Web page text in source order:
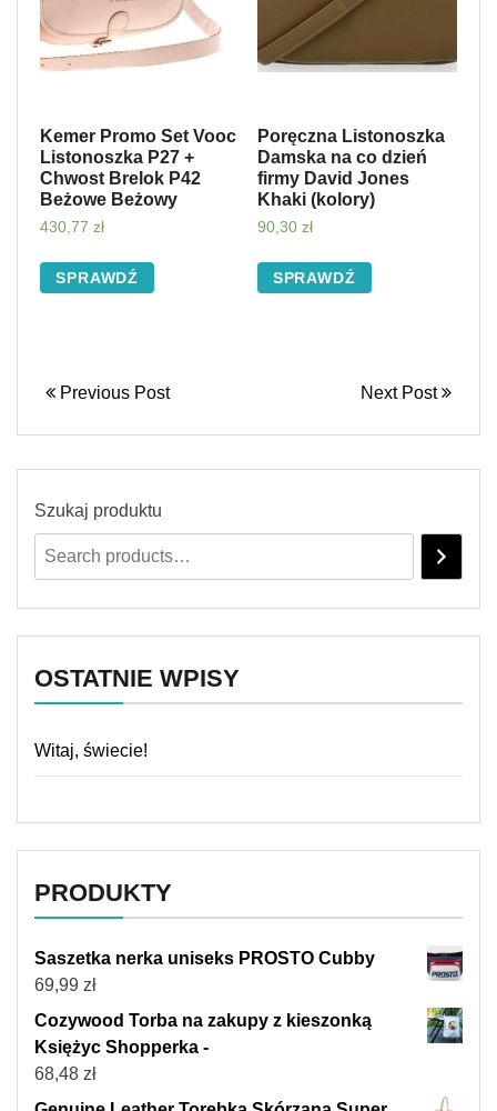
Kemer Promo Set Vooc
Listonoszka P27 +
Chwost Brelok P42
Beżowe Beżowy
430,77 zł
SPRAWDŹ
Poręczna Listonoszka
Damska na co dzień
firmy David Jones
Khaki (kolory)
90,30 zł
SPRAWDŹ
Previous Post Next Post
Szukaj produktu
OSTATNIE WPISY
Witaj, świecie!
PRODUKTY
Saszetka nerka uniseks PROSTO Cubby
69,99 zł
Cozywood Torba na zakupy z kieszonką
Księżyc Shopperka -
68,48 zł